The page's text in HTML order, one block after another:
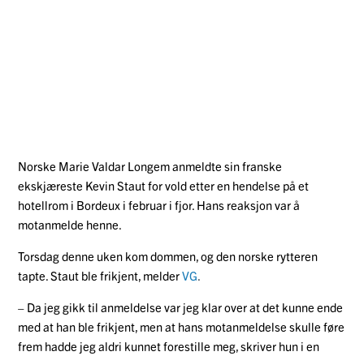
Norske Marie Valdar Longem anmeldte sin franske
ekskjæreste Kevin Staut for vold etter en hendelse på et
hotellrom i Bordeux i februar i fjor. Hans reaksjon var å
motanmelde henne.
Torsdag denne uken kom dommen, og den norske rytteren
tapte. Staut ble frikjent, melderVG.
– Da jeg gikk til anmeldelse var jeg klar over at det kunne ende
med at han ble frikjent, men at hans motanmeldelse skulle føre
frem hadde jeg aldri kunnet forestille meg, skriver hun i en